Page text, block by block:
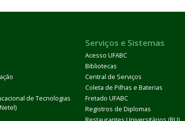
de Tecnologias
Serviços e Sistemas
Acesso UFABC
Bibliotecas
Central de Serviços
Coleta de Pilhas e Baterias
Fretado UFABC
Registros de Diplomas